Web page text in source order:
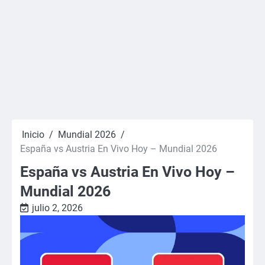
Inicio
Mundial 2026
España vs Austria En Vivo Hoy – Mundial 2026
España vs Austria En Vivo Hoy –
Mundial 2026
julio 2, 2026